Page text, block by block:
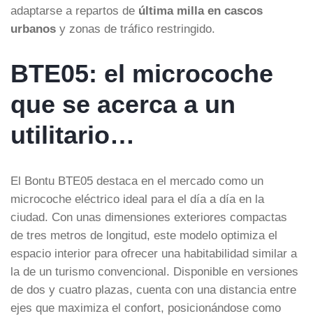
adaptarse a repartos de última milla en cascos
urbanos y zonas de tráfico restringido.
BTE05: el microcoche
que se acerca a un
utilitario…
El Bontu BTE05 destaca en el mercado como un
microcoche eléctrico ideal para el día a día en la
ciudad. Con unas dimensiones exteriores compactas
de tres metros de longitud, este modelo optimiza el
espacio interior para ofrecer una habitabilidad similar a
la de un turismo convencional. Disponible en versiones
de dos y cuatro plazas, cuenta con una distancia entre
ejes que maximiza el confort, posicionándose como